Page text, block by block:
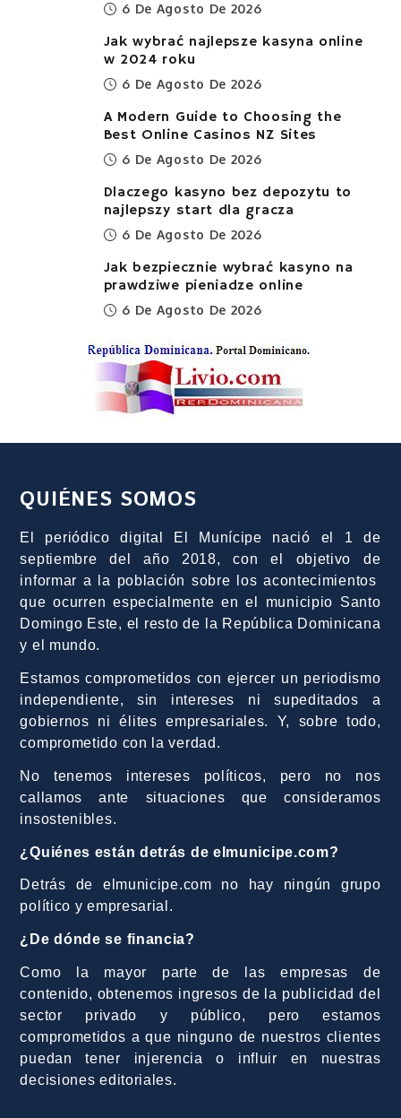
6 De Agosto De 2026
Jak wybrać najlepsze kasyna online
w 2024 roku
6 De Agosto De 2026
A Modern Guide to Choosing the
Best Online Casinos NZ Sites
6 De Agosto De 2026
Dlaczego kasyno bez depozytu to
najlepszy start dla gracza
6 De Agosto De 2026
Jak bezpiecznie wybrać kasyno na
prawdziwe pieniadze online
6 De Agosto De 2026
QUIÉNES SOMOS
El periódico digital El Munícipe nació el 1 de
septiembre del año 2018, con el objetivo de
informar a la población sobre los acontecimientos
que ocurren especialmente en el municipio Santo
Domingo Este, el resto de la República Dominicana
y el mundo.
Estamos comprometidos con ejercer un periodismo
independiente, sin intereses ni supeditados a
gobiernos ni élites empresariales. Y, sobre todo,
comprometido con la verdad.
No tenemos intereses políticos, pero no nos
callamos ante situaciones que consideramos
insostenibles.
¿Quiénes están detrás de elmunicipe.com?
Detrás de elmunicipe.com no hay ningún grupo
político y empresarial.
¿De dónde se financia?
Como la mayor parte de las empresas de
contenido, obtenemos ingresos de la publicidad del
sector privado y público, pero estamos
comprometidos a que ninguno de nuestros clientes
puedan tener injerencia o influir en nuestras
decisiones editoriales.